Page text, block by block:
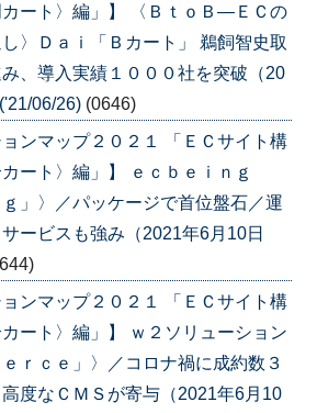
ート〉編」】 〈ＢｔｏＢ―ＥＣの
〉Ｄａｉ「Ｂカート」 鵜飼智史取
、導入実績１０００社を突破（20
06/26) (0646)
ョンマップ２０２１ 「ＥＣサイト構
ート〉編」】 ｅｃｂｅｉｎｇ
ｇ」〉／パッケージで首位盤石／運
ービスも強み（2021年6月10日
ョンマップ２０２１ 「ＥＣサイト構
ート〉編」】 ｗ２ソリューション
ｅｒｃｅ」〉／コロナ禍に成約数３
度なＣＭＳが寄与（2021年6月10